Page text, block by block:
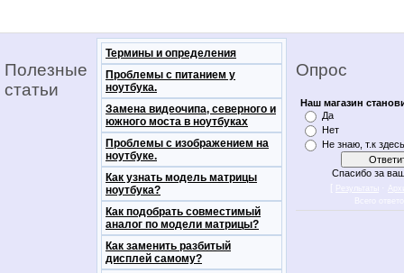
Полезные
статьи
Термины и определения
Проблемы с питанием у
ноутбука.
Замена видеочипа, северного и
южного моста в ноутбуках
Проблемы с изображением на
ноутбуке.
Как узнать модель матрицы
ноутбука?
Как подобрать совместимый
аналог по модели матрицы?
Как заменить разбитый
дисплей самому?
Опрос
Наш магазин
Да
Нет
Не знаю, т.к
Спасибо за